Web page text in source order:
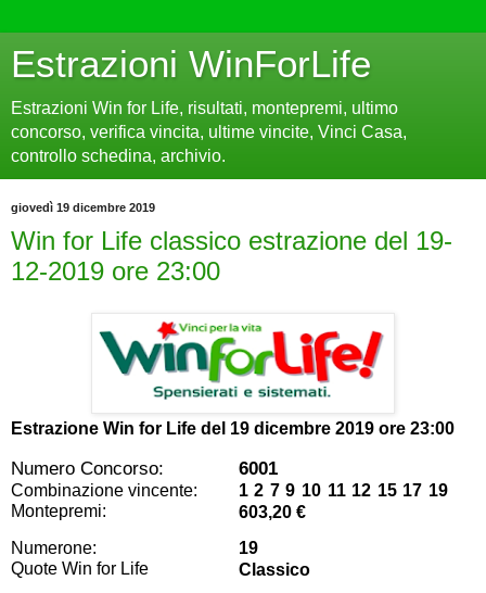
Estrazioni WinForLife
Estrazioni Win for Life, risultati, montepremi, ultimo
concorso, verifica vincita, ultime vincite, Vinci Casa,
controllo schedina, archivio.
giovedì 19 dicembre 2019
Win for Life classico estrazione del 19-
12-2019 ore 23:00
Estrazione Win for Life del 19 dicembre 2019 ore 23:00
Numero Concorso: 6001
Combinazione vincente:
1 2 7 9 10 11 12 15 17 19
Montepremi:
603,20 €
Numerone:
19
Quote Win for Life
Classico